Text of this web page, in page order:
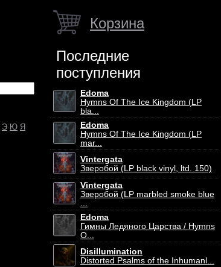
Э Ю Я
Корзина
Последние
поступления
Edoma
Hymns Of The Ice Kingdom (LP
bla...
Edoma
Hymns Of The Ice Kingdom (LP
mar...
Vintergata
Зверобой (LP black vinyl, ltd. 150)
Vintergata
Зверобой (LP marbled smoke blue
...
Edoma
Гимны Ледяного Царства / Hymns
O...
Disillumination
Distorted Psalms of the Inhumanl...